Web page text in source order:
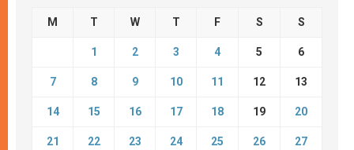
M T W T F S S
1 2 3 4 5 6
7 8 9 10 11 12 13
14 15 16 17 18 19 20
21 22 23 24 25 26 27